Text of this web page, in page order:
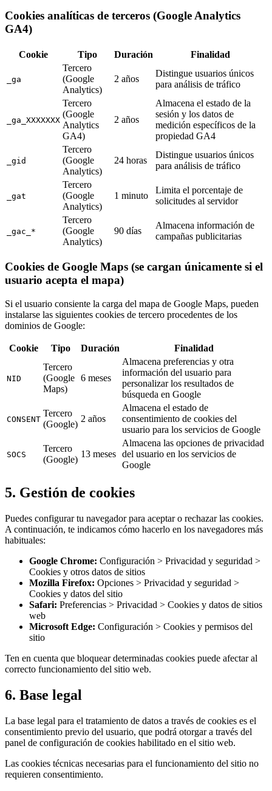
Cookies analíticas de terceros (Google Analytics
GA4)
Cookie Tipo Duración Finalidad
_ga
Tercero
(Google
Analytics)
2 años
Distingue usuarios únicos
para análisis de tráfico
_ga_XXXXXXX
Tercero
(Google
Analytics
GA4)
2 años
Almacena el estado de la
sesión y los datos de
medición específicos de la
propiedad GA4
_gid
Tercero
(Google
Analytics)
24 horas
Distingue usuarios únicos
para análisis de tráfico
_gat
Tercero
(Google
Analytics)
1 minuto
Limita el porcentaje de
solicitudes al servidor
_gac_*
Tercero
(Google
Analytics)
90 días
Almacena información de
campañas publicitarias
Cookies de Google Maps (se cargan únicamente si el
usuario acepta el mapa)
Si el usuario consiente la carga del mapa de Google Maps, pueden
instalarse las siguientes cookies de tercero procedentes de los
dominios de Google:
Cookie Tipo Duración Finalidad
NID
Tercero
(Google
Maps)
6 meses
Almacena preferencias y otra
información del usuario para
personalizar los resultados de
búsqueda en Google
CONSENT
Tercero
(Google)
2 años
Almacena el estado de
consentimiento de cookies del
usuario para los servicios de Google
SOCS
Tercero
(Google)
13 meses
Almacena las opciones de privacidad
del usuario en los servicios de
Google
5. Gestión de cookies
Puedes configurar tu navegador para aceptar o rechazar las cookies.
A continuación, te indicamos cómo hacerlo en los navegadores más
habituales:
Google Chrome: Configuración > Privacidad y seguridad >
Cookies y otros datos de sitios
Mozilla Firefox: Opciones > Privacidad y seguridad >
Cookies y datos del sitio
Safari: Preferencias > Privacidad > Cookies y datos de sitios
web
Microsoft Edge: Configuración > Cookies y permisos del
sitio
Ten en cuenta que bloquear determinadas cookies puede afectar al
correcto funcionamiento del sitio web.
6. Base legal
La base legal para el tratamiento de datos a través de cookies es el
consentimiento previo del usuario, que podrá otorgar a través del
panel de configuración de cookies habilitado en el sitio web.
Las cookies técnicas necesarias para el funcionamiento del sitio no
requieren consentimiento.